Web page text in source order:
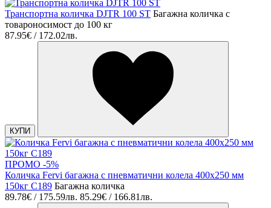
Транспортна количка DJTR 100 SТ Багажна количка с
товароносимост до 100 кг
87.95€ / 172.02лв.
КУПИ
ПРОМО -5%
Количка Fervi багажна с пневматични колела 400х250 мм
150кг C189 Багажна количка
89.78€ / 175.59лв. 85.29€ / 166.81лв.